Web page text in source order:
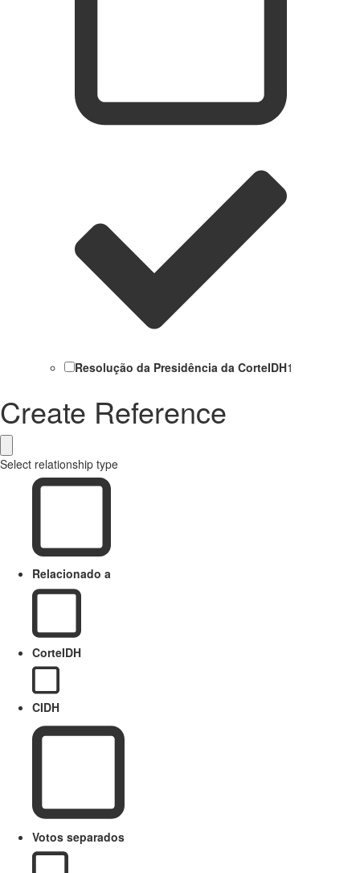
Resolução da Presidência da CorteIDH1
Create Reference
Select relationship type
Relacionado a
CorteIDH
CIDH
Votos separados